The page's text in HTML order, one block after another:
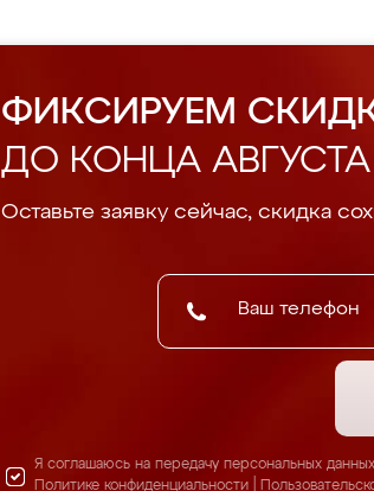
ФИКСИРУЕМ
ДО КОНЦА АВГУСТА
Оставьте заявку сейчас, скидка
Я соглашаюсь на передачу персональных
Политике конфиденциальности